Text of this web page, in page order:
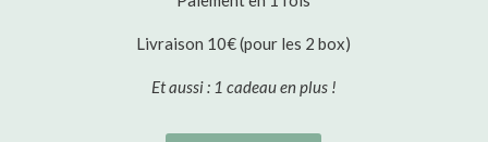
Livraison 10€ (pour les 2 box)
Et aussi : 1 cadeau en plus !